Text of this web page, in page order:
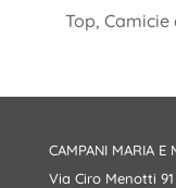
Top, Camicie
CAMPANI MARIA E
Via Ciro Menotti 91